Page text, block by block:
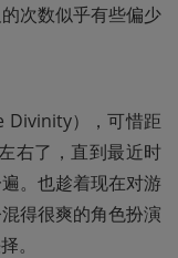
次数似乎有些偏少
Divinity），可惜距
右了，直到最近时
。也趁着现在对游
得很爽的角色扮演
。